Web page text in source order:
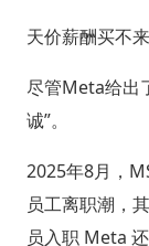
天价薪酬买不
尽管Meta给出
诚”。
2025年8月，
员工离职潮，
员入职 Meta